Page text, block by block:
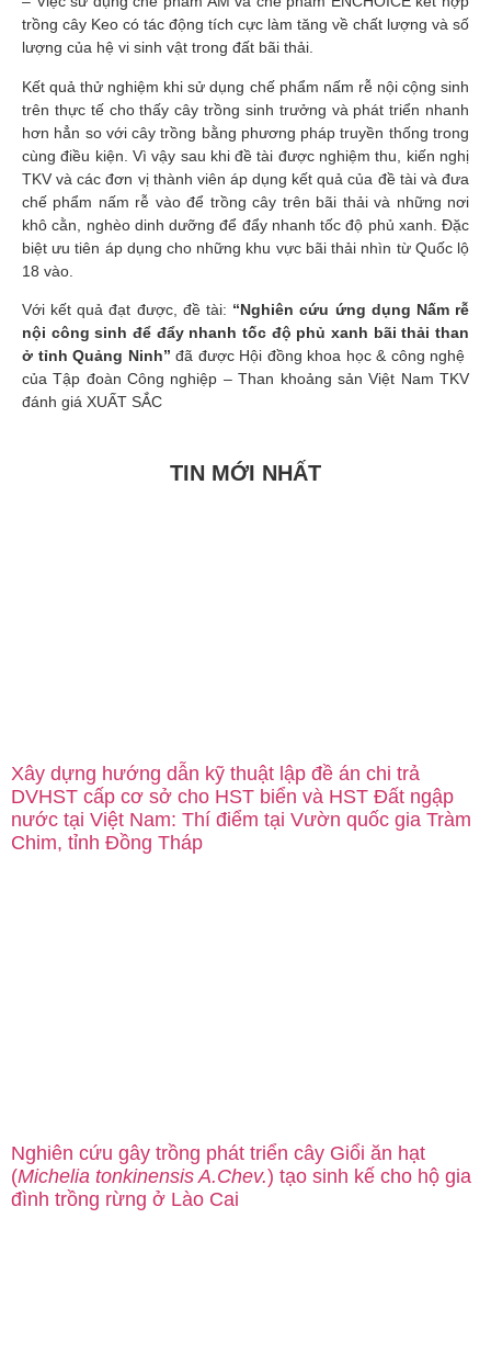
trồng cây Keo có tác động tích cực làm tăng về chất lượng và số
lượng của hệ vi sinh vật trong đất bãi thải.
Kết quả thử nghiệm khi sử dụng chế phẩm nấm rễ nội cộng sinh
trên thực tế cho thấy cây trồng sinh trưởng và phát triển nhanh
hơn hẳn so với cây trồng bằng phương pháp truyền thống trong
cùng điều kiện. Vì vậy sau khi đề tài được nghiệm thu, kiến nghị
TKV và các đơn vị thành viên áp dụng kết quả của đề tài và đưa
chế phẩm nấm rễ vào để trồng cây trên bãi thải và những nơi
khô cằn, nghèo dinh dưỡng để đẩy nhanh tốc độ phủ xanh. Đặc
biệt ưu tiên áp dụng cho những khu vực bãi thải nhìn từ Quốc lộ
18 vào.
Với kết quả đạt được, đề tài: “Nghiên cứu ứng dụng Nấm rễ
nội công sinh để đẩy nhanh tốc độ phủ xanh bãi thải than
ở tỉnh Quảng Ninh” đã được Hội đồng khoa học & công nghệ
của Tập đoàn Công nghiệp – Than khoảng sản Việt Nam TKV
đánh giá XUẤT SẮC
TIN MỚI NHẤT
Xây dựng hướng dẫn kỹ thuật lập đề án chi trả
DVHST cấp cơ sở cho HST biển và HST Đất ngập
nước tại Việt Nam: Thí điểm tại Vườn quốc gia Tràm
Chim, tỉnh Đồng Tháp
Nghiên cứu gây trồng phát triển cây Giổi ăn hạt
(Michelia tonkinensis A.Chev.) tạo sinh kế cho hộ gia
đình trồng rừng ở Lào Cai